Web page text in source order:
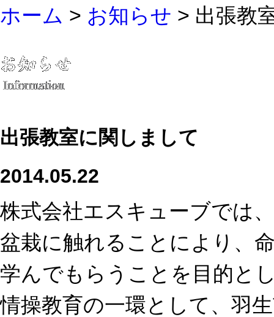
ホーム > お知らせ > 出張教
出張教室に関しまして
2014.05.22
株式会社エスキューブでは、
盆栽に触れることにより、
学んでもらうことを目的と
情操教育の一環として、羽